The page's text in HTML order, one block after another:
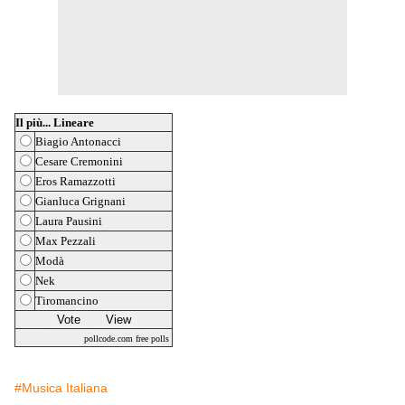
Il più... Lineare
Biagio Antonacci
Cesare Cremonini
Eros Ramazzotti
Gianluca Grignani
Laura Pausini
Max Pezzali
Modà
Nek
Tiromancino
pollcode.com free polls
#Musica Italiana